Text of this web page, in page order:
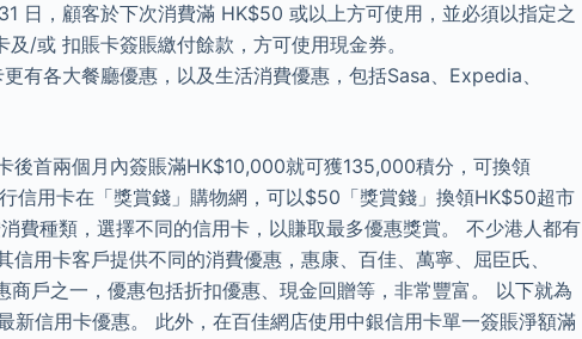
日，顧客於下次消費滿 HK$50 或以上方可使用，並必須以指定之
/或 扣賬卡簽賬繳付餘款，方可使用現金券。
有各大餐廳優惠，以及生活消費優惠，包括Sasa、Expedia、
後首兩個月內簽賬滿HK$10,000就可獲135,000積分，可換領
信用卡在「獎賞錢」購物網，可以$50「獎賞錢」換領HK$50超市
費種類，選擇不同的信用卡，以賺取最多優惠獎賞。 不少港人都有
用卡客戶提供不同的消費優惠，惠康、百佳、萬寧、屈臣氏、
商戶之一，優惠包括折扣優惠、現金回贈等，非常豐富。 以下就為
新信用卡優惠。 此外，在百佳網店使用中銀信用卡單一簽賬淨額滿